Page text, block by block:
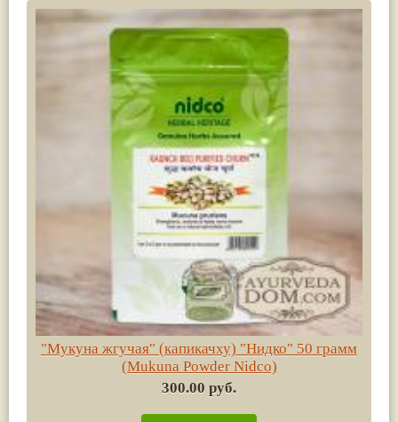
"Мукуна жгучая" (капикачху) "Нидко" 50 грамм
(Mukuna Powder Nidco)
300.00 руб.